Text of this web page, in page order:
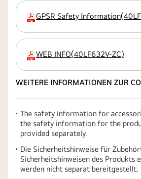
Erweiterung
GPSR Safety Information(
Erweiterung
WEB INFO(40LF632V-ZC)
WEITERE INFORMATIONEN ZUR
The safety information for
the safety information for the
provided separately.
Die Sicherheitshinweise für
Sicherheitshinweisen des Produkts
werden nicht separat bereitgestellt.